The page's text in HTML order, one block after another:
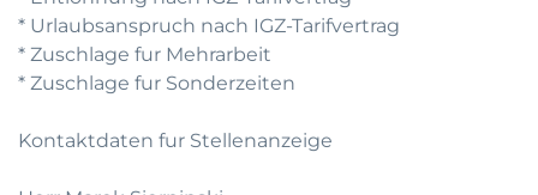
* Urlaubsanspruch nach IGZ-Tarifvertrag
* Zuschlage fur Mehrarbeit
* Zuschlage fur Sonderzeiten
Kontaktdaten fur Stellenanzeige